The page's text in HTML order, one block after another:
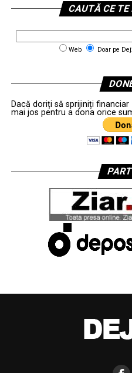
CAUTĂ CE TE
Web Doar pe
Dacă doriți să sprijiniți financiar
mai jos pentru a dona orice